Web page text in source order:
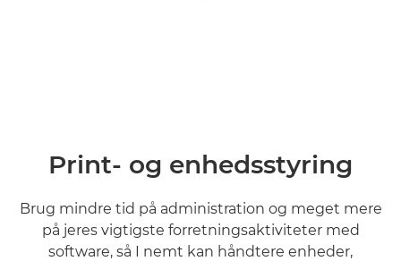
Print- og enhedsstyring
Brug mindre tid på administration og meget mere
på jeres vigtigste forretningsaktiviteter med
software, så I nemt kan håndtere enheder,